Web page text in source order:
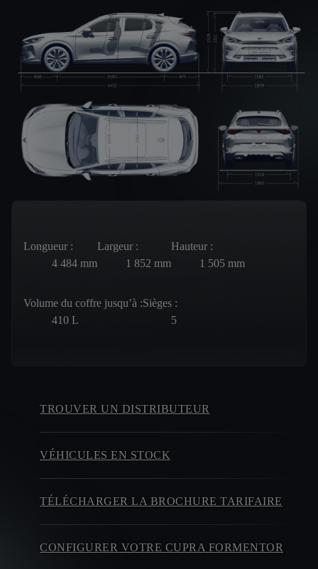
Longueur :
4 484 mm
Largeur :
1 852 mm
Hauteur :
1 505 mm
Volume du coffre jusqu’à :
410 L
Sièges :
5
TROUVER UN DISTRIBUTEUR
VÉHICULES EN STOCK
TÉLÉCHARGER LA BROCHURE TARIFAIRE
CONFIGURER VOTRE CUPRA FORMENTOR